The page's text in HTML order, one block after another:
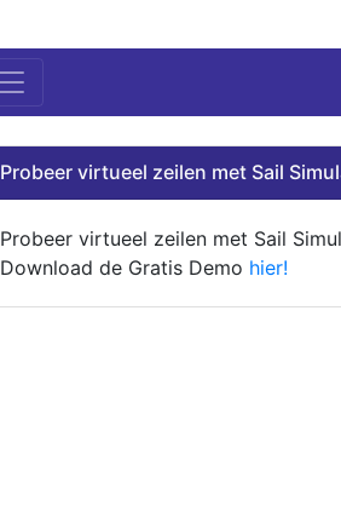
Probeer virtueel zeilen met Sail
Probeer virtueel zeilen met Sail
Download de Gratis Demo hier!